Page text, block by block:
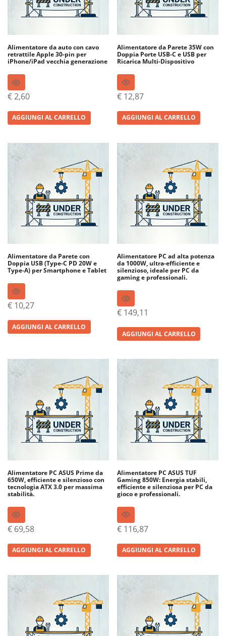
Alimentatore da auto con cavo
retrattile Apple 30-pin per
iPhone/iPad vecchia generazione
€2,60
AGGIUNGI AL CARRELLO
Alimentatore da Parete 35W con
Doppia Porte USB-C e USB per
Ricarica Multi-Dispositivo
€ 12,87
AGGIUNGI AL CARRELLO
Alimentatore da Parete con
Doppia USB (Type-C PD 20W e
Type-A) per Smartphone e Tablet
€ 10,27
AGGIUNGI AL CARRELLO
Alimentatore PC ad alta potenza
da 1000W, ultra-efficiente e
silenzioso, ideale per PC da
gaming e professionali.
€ 149,11
AGGIUNGI AL CARRELLO
Alimentatore PC ASUS Prime da
650W, efficiente e silenzioso con
tecnologia ATX 3.0 per massima
stabilità.
€ 69,58
AGGIUNGI AL CARRELLO
Alimentatore PC ASUS TUF
Gaming 850W: Energia stabili,
efficiente e silenziosa per PC da
gioco e professionali.
€ 116,87
AGGIUNGI AL CARRELLO